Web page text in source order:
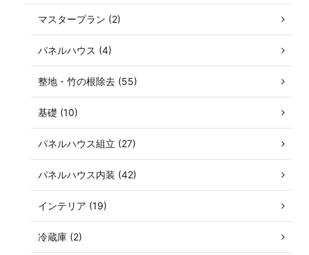
マスタープラン (2)
パネルハウス (4)
整地・竹の根除去 (55)
基礎 (10)
パネルハウス組立 (27)
パネルハウス内装 (42)
インテリア (19)
冷蔵庫 (2)